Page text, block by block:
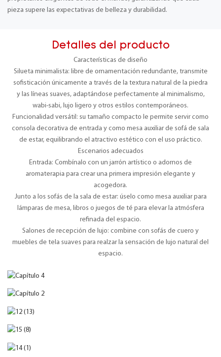
pieza supere las expectativas de belleza y durabilidad.
Detalles del producto
Características de diseño
Silueta minimalista: libre de ornamentación redundante, transmite
sofisticación únicamente a través de la textura natural de la piedra
y las líneas suaves, adaptándose perfectamente al minimalismo,
wabi-sabi, lujo ligero y otros estilos contemporáneos.
Funcionalidad versátil: su tamaño compacto le permite servir como
consola decorativa de entrada y como mesa auxiliar de sofá de sala
de estar, equilibrando el atractivo estético con el uso práctico.
Escenarios adecuados
Entrada: Combínalo con un jarrón artístico o adornos de
aromaterapia para crear una primera impresión elegante y
acogedora.
Junto a los sofás de la sala de estar: úselo como mesa auxiliar para
lámparas de mesa, libros o juegos de té para elevar la atmósfera
refinada del espacio.
Salones de recepción de lujo: combine con sofás de cuero y
muebles de tela suaves para realzar la sensación de lujo natural del
espacio.